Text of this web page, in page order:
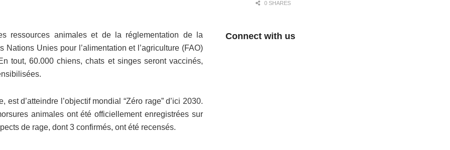
ressources animales et de la réglementation de la
Nations Unies pour l’alimentation et l’agriculture (FAO)
tout, 60.000 chiens, chats et singes seront vaccinés,
d’atteindre l’objectif mondial “Zéro rage” d’ici 2030.
animales ont été officiellement enregistrées sur
de rage, dont 3 confirmés, ont été recensés.
0 SHARES
Connect with us